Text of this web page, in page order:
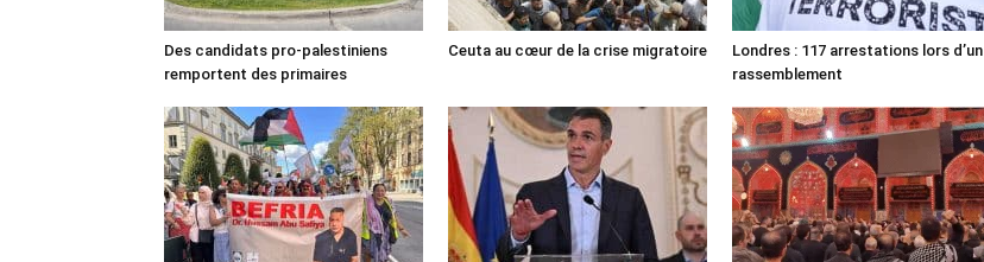
Des candidats pro-palestiniens
remportent des primaires
Ceuta au cœur de la crise migratoire
Londres : 117 arrestations lors d’un
rassemblement